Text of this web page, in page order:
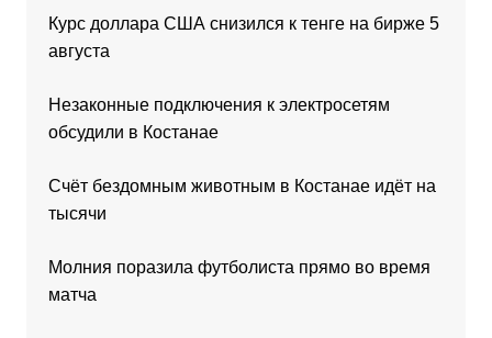
Курс доллара США снизился к тенге на бирже 5
августа
Незаконные подключения к электросетям
обсудили в Костанае
Счёт бездомным животным в Костанае идёт на
тысячи
Молния поразила футболиста прямо во время
матча